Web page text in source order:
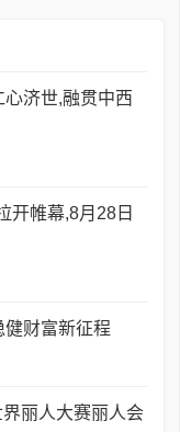
济世,融贯中西
开帷幕,8月28日
财富新征程
界丽人大赛丽人会